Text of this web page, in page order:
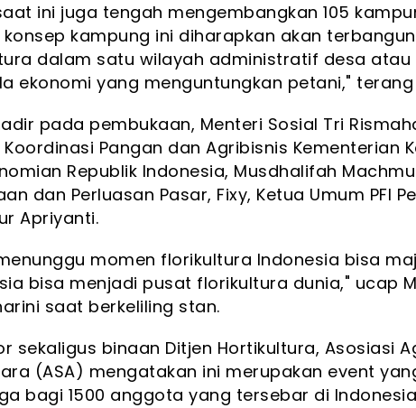
ini juga tengah mengembangkan 105
konsep kampung ini diharapkan akan
dalam satu wilayah administratif desa atau
ekonomi yang menguntungkan petani," terang
pada pembukaan, Menteri Sosial Tri
Koordinasi Pangan dan Agribisnis Kementerian
Republik Indonesia, Musdhalifah
dan Perluasan Pasar, Fixy, Ketua Umum PFI
Apriyanti.
momen florikultura Indonesia bisa
bisa menjadi pusat florikultura dunia," ucap
saat berkeliling stan.
sekaligus binaan Ditjen Hortikultura, Asosiasi
(ASA) mengatakan ini merupakan event
bagi 1500 anggota yang tersebar di